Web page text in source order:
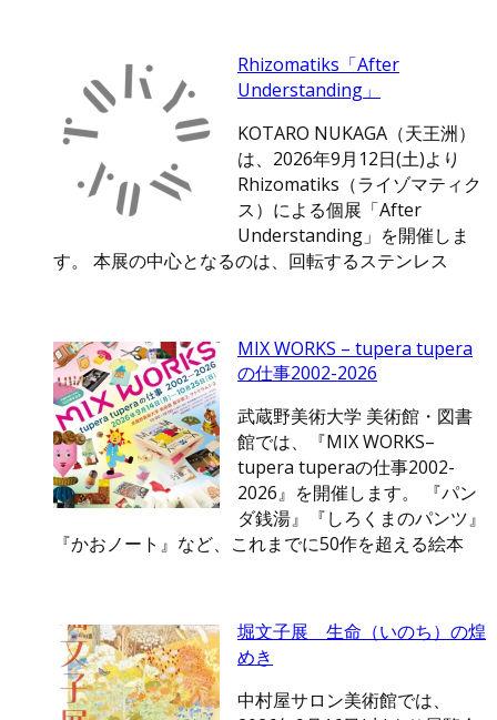
Rhizomatiks「After
Understanding」
KOTARO NUKAGA（天王洲）
は、2026年9月12日(土)より
Rhizomatiks（ライゾマティク
ス）による個展「After
Understanding」を開催しま
す。 本展の中心となるのは、回転するステンレス
MIX WORKS – tupera tupera
の仕事2002-2026
武蔵野美術大学 美術館・図書
館では、『MIX WORKS–
tupera tuperaの仕事2002-
2026』を開催します。 『パン
ダ銭湯』『しろくまのパンツ』
『かおノート』など、これまでに50作を超える絵本
堀文子展 生命（いのち）の煌
めき
中村屋サロン美術館では、